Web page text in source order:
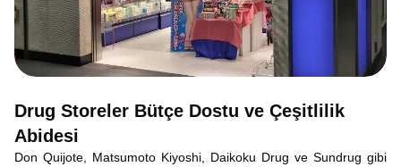
Drug Storeler Bütçe Dostu ve Çeşitlilik
Abidesi
Don Quijote, Matsumoto Kiyoshi, Daikoku Drug ve Sundrug gibi